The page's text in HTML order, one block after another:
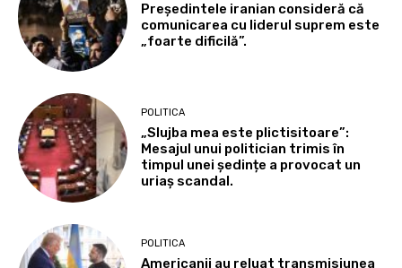
Președintele iranian consideră că
comunicarea cu liderul suprem este
„foarte dificilă”.
POLITICA
„Slujba mea este plictisitoare”:
Mesajul unui politician trimis în
timpul unei ședințe a provocat un
uriaș scandal.
POLITICA
Americanii au reluat transmisiunea